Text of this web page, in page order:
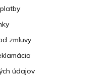
zmluvy
údajov